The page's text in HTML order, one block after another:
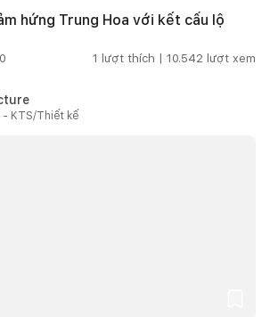
hứng Trung Hoa với kết cấu lộ
1 lượt thích | 10.542 lượt xem
- KTS/Thiết kế